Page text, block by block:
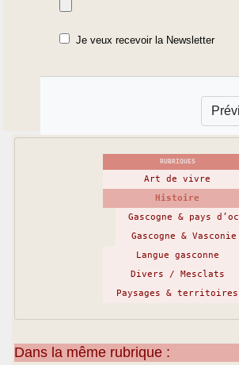
Je veux recevoir la Newsletter
RUBRIQUES
Art de vivre
Histoire
Gascogne & pays d’oc
Gascogne & Vasconie
Langue gasconne
Divers / Mesclats
Paysages & territoires
Dans la même rubrique :